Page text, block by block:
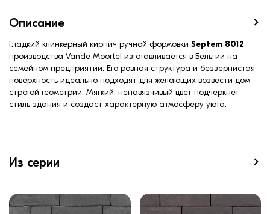
Описание
Гладкий клинкерный кирпич ручной формовки Septem 8012
производства Vande Moortel изготавливается в Бельгии на
семейном предприятии. Его ровная структура и беззернистая
поверхность идеально подходят для желающих возвести дом
строгой геометрии. Мягкий, ненавязчивый цвет подчеркнет
стиль здания и создаст характерную атмосферу уюта.
Из серии